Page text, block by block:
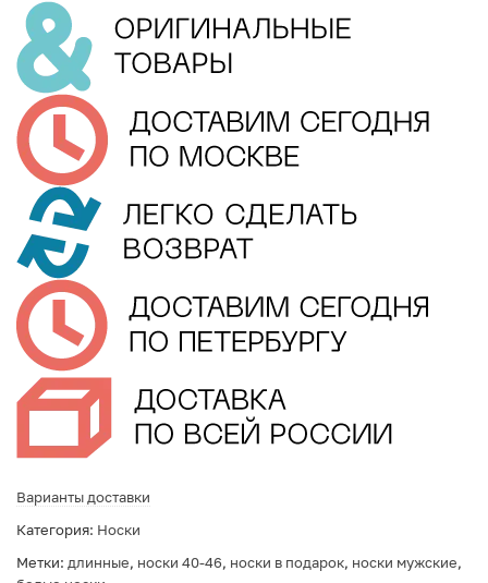
Варианты доставки
Категория: Носки
Метки: длинные, носки 40-46, носки в подарок, носки мужские,